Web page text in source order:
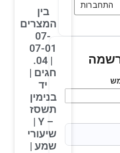
התחברות באמצעות
בין
המצרים
07-
07-01
| 04.
חגים |
בנימין
תשסז
– Y |
שיעורי
שמע |